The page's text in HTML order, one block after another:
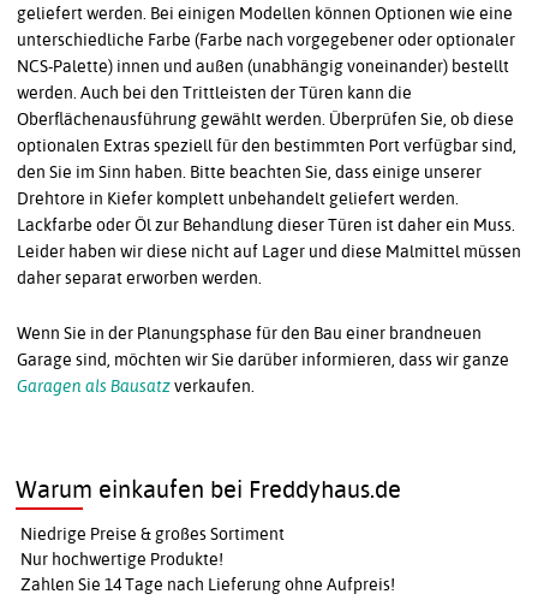
geliefert werden. Bei einigen Modellen können Optionen wie eine
unterschiedliche Farbe (Farbe nach vorgegebener oder optionaler
NCS-Palette) innen und außen (unabhängig voneinander) bestellt
werden. Auch bei den Trittleisten der Türen kann die
Oberflächenausführung gewählt werden. Überprüfen Sie, ob diese
optionalen Extras speziell für den bestimmten Port verfügbar sind,
den Sie im Sinn haben. Bitte beachten Sie, dass einige unserer
Drehtore in Kiefer komplett unbehandelt geliefert werden.
Lackfarbe oder Öl zur Behandlung dieser Türen ist daher ein Muss.
Leider haben wir diese nicht auf Lager und diese Malmittel müssen
daher separat erworben werden.
Wenn Sie in der Planungsphase für den Bau einer brandneuen
Garage sind, möchten wir Sie darüber informieren, dass wir ganze
Garagen als Bausatzverkaufen.
Warum einkaufen bei Freddyhaus.de
Niedrige Preise & großes Sortiment
Nur hochwertige Produkte!
Zahlen Sie 14 Tage nach Lieferung ohne Aufpreis!